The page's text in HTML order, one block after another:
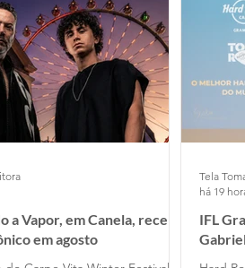
a Vapor, em Canela, recebe
em agosto
IFL
Tela
há 19